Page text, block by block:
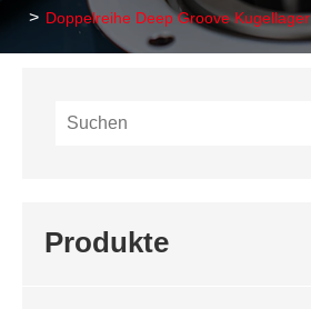
Doppelreihe Deep Groove Kugellager
Produkte